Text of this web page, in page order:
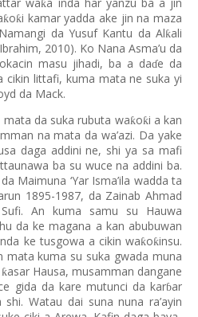
ƙ
ƙoƙi kamar yadda ake jin na maza
da Yusuf Kantu da Alƙali
2010). Ko Nana Asma’u da
masu jihadi, ba a daɗe da
cikin littafi, kuma mata ne suka yi
da Mack.
da suka rubuta waƙoƙi a kan
na mata da wa’azi. Da yake
daga addini ne, shi ya sa mafi
ba su wuce na addini ba.
Maimuna ‘Yar Isma’ila wadda ta
1895-1987, da Zainab Ahmad
An kuma samu su Hauwa
da ke magana a kan abubuwan
ke tusgowa a cikin waƙoƙinsu.
mata kuma su suka gwada muna
ƙasar Hausa, musamman dangane
gida da kare mutunci da karɓar
Watau dai suna nuna ra’ayin